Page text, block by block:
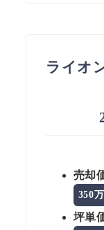
ライオ
売却
350
坪単